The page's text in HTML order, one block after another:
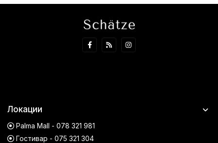
Локации
Palma Mall - 078 321 981
Гостивар - 075 321 304